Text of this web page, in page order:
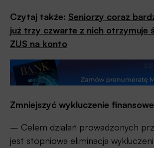
Czytaj także: Seniorzy coraz
już trzy czwarte z nich otrzymuje
ZUS na konto
Zmniejszyć wykluczenie
– Celem działań prowadzonych
jest stopniowa eliminacja